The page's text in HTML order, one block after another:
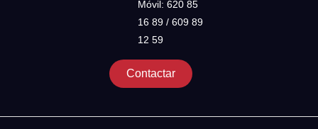
Móvil: 620 85
16 89 / 609 89
12 59
Contactar